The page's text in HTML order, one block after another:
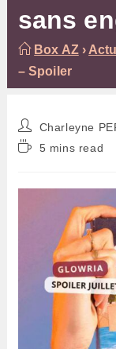
sans
Box AZ›
– Spoiler
Auteur/autrice
de
la
Charleyne
Temps5 mins read